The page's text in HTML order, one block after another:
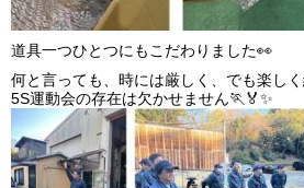
道具一つひとつにもこだわりました👀
何と言っても、時には厳しく、でも楽し
5S運動会の存在は欠かせません🏃🏅✨